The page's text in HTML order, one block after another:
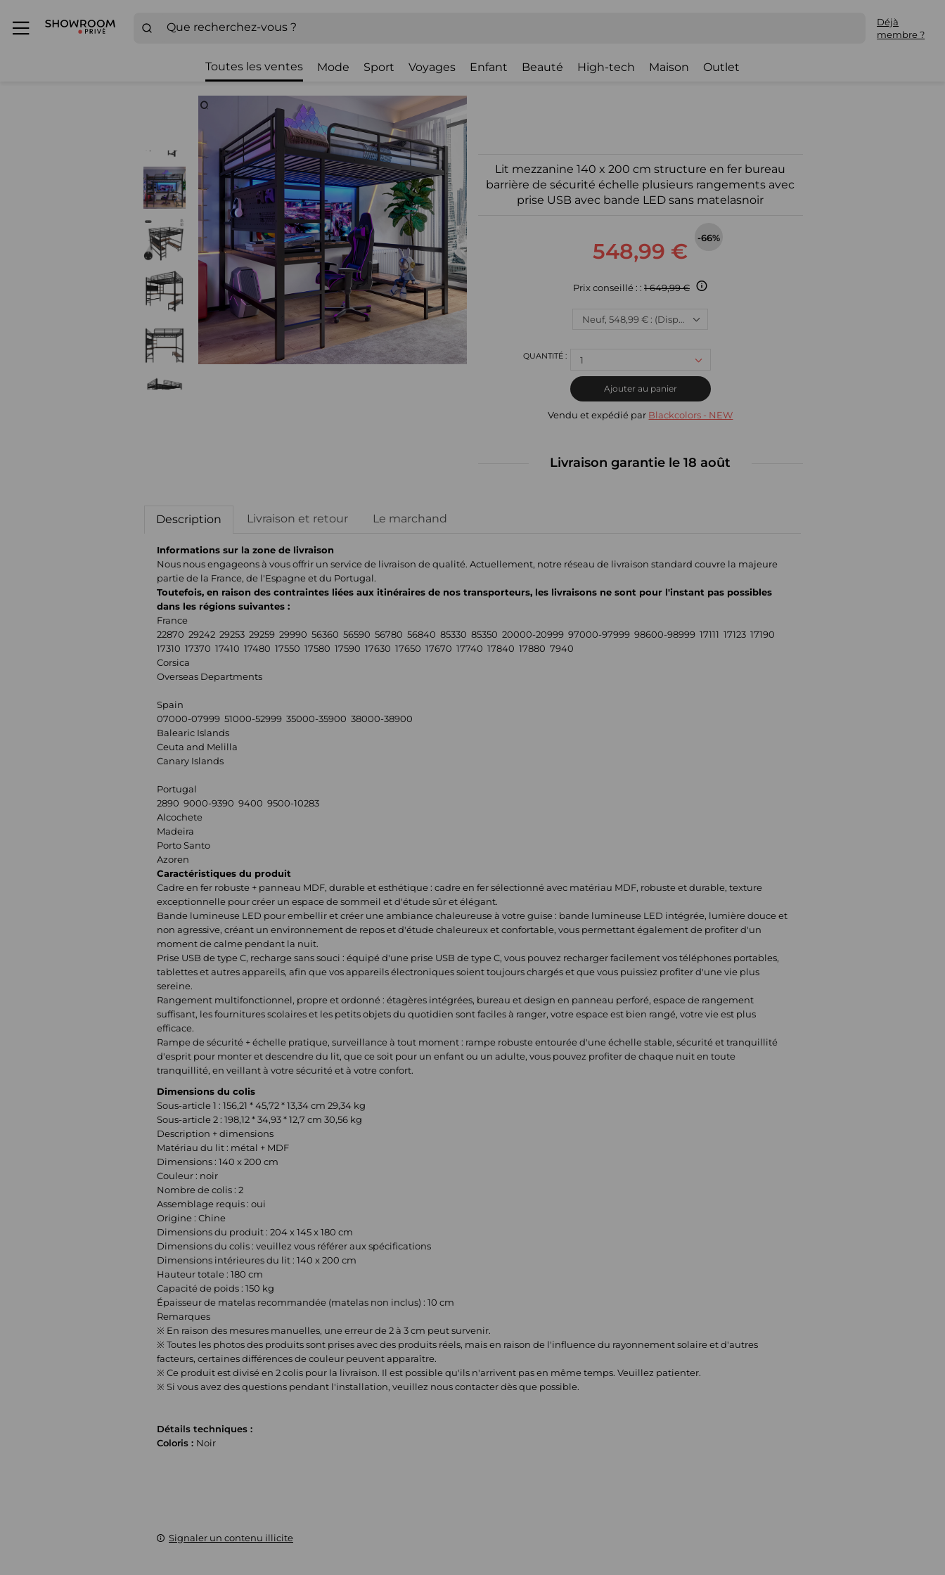
Déjà
membre ?
Toutes les ventes Mode Sport Voyages Enfant Beauté High-tech Maison Outlet
Lit mezzanine 140 x 200 cm structure en fer bureau
barrière de sécurité échelle plusieurs rangements avec
prise USB avec bande LED sans matelasnoir
548,99 €
-66%
Prix conseillé : : 1 649,99 €
Neuf, 548,99 € : (Disponible)
1
Ajouter au panier
Vendu et expédié par Blackcolors - NEW
Livraison garantie le 18 août
Description Livraison et retour Le marchand
Informations sur la zone de livraison
Nous nous engageons à vous offrir un service de livraison de qualité. Actuellement, notre réseau de livraison standard couvre la majeure
partie de la France, de l'Espagne et du Portugal.
Toutefois, en raison des contraintes liées aux itinéraires de nos transporteurs, les livraisons ne sont pour l'instant pas possibles
dans les régions suivantes :
France
22870 29242 29253 29259 29990 56360 56590 56780 56840 85330 85350 20000-20999 97000-97999 98600-98999 17111 17123 17190
17310 17370 17410 17480 17550 17580 17590 17630 17650 17670 17740 17840 17880 7940
Corsica
Overseas Departments
Spain
07000-07999 51000-52999 35000-35900 38000-38900
Balearic Islands
Ceuta and Melilla
Canary Islands
Portugal
2890 9000-9390 9400 9500-10283
Alcochete
Madeira
Porto Santo
Azoren
Caractéristiques du produit
Cadre en fer robuste + panneau MDF, durable et esthétique : cadre en fer sélectionné avec matériau MDF, robuste et durable, texture
exceptionnelle pour créer un espace de sommeil et d'étude sûr et élégant.
Bande lumineuse LED pour embellir et créer une ambiance chaleureuse à votre guise : bande lumineuse LED intégrée, lumière douce et
non agressive, créant un environnement de repos et d'étude chaleureux et confortable, vous permettant également de profiter d'un
moment de calme pendant la nuit.
Prise USB de type C, recharge sans souci : équipé d'une prise USB de type C, vous pouvez recharger facilement vos téléphones portables,
tablettes et autres appareils, afin que vos appareils électroniques soient toujours chargés et que vous puissiez profiter d'une vie plus
sereine.
Rangement multifonctionnel, propre et ordonné : étagères intégrées, bureau et design en panneau perforé, espace de rangement
suffisant, les fournitures scolaires et les petits objets du quotidien sont faciles à ranger, votre espace est bien rangé, votre vie est plus
efficace.
Rampe de sécurité + échelle pratique, surveillance à tout moment : rampe robuste entourée d'une échelle stable, sécurité et tranquillité
d'esprit pour monter et descendre du lit, que ce soit pour un enfant ou un adulte, vous pouvez profiter de chaque nuit en toute
tranquillité, en veillant à votre sécurité et à votre confort.
Dimensions du colis
Sous-article 1 : 156,21 * 45,72 * 13,34 cm 29,34 kg
Sous-article 2 : 198,12 * 34,93 * 12,7 cm 30,56 kg
Description + dimensions
Matériau du lit : métal + MDF
Dimensions : 140 x 200 cm
Couleur : noir
Nombre de colis : 2
Assemblage requis : oui
Origine : Chine
Dimensions du produit : 204 x 145 x 180 cm
Dimensions du colis : veuillez vous référer aux spécifications
Dimensions intérieures du lit : 140 x 200 cm
Hauteur totale : 180 cm
Capacité de poids : 150 kg
Épaisseur de matelas recommandée (matelas non inclus) : 10 cm
Remarques
※ En raison des mesures manuelles, une erreur de 2 à 3 cm peut survenir.
※ Toutes les photos des produits sont prises avec des produits réels, mais en raison de l'influence du rayonnement solaire et d'autres
facteurs, certaines différences de couleur peuvent apparaître.
※ Ce produit est divisé en 2 colis pour la livraison. Il est possible qu'ils n'arrivent pas en même temps. Veuillez patienter.
※ Si vous avez des questions pendant l'installation, veuillez nous contacter dès que possible.
Détails techniques :
Coloris : Noir
Signaler un contenu illicite